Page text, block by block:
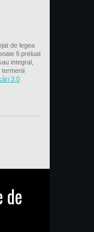
de legea
fi preluat
integral,
3.0
de